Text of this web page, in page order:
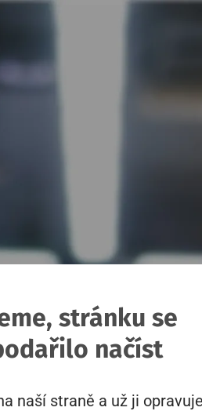
stránku se
načíst
naší straně a už ji